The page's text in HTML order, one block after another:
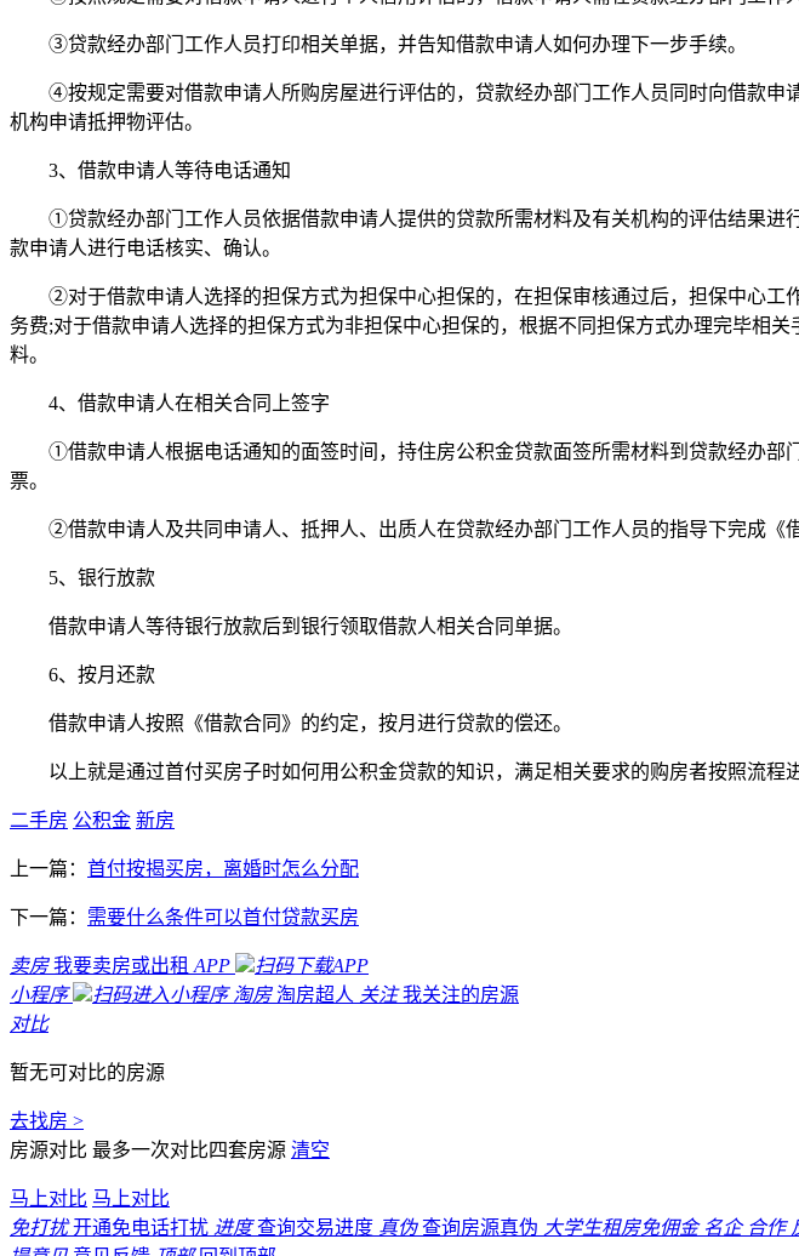
③贷款经办部门工作人员打印相关单据，并告知借款申请人如何办理下一步手续。
④按规定需要对借款申请人所购房屋进行评估的，贷款经办部门工作人员同时向借款
机构申请抵押物评估。
3、借款申请人等待电话通知
①贷款经办部门工作人员依据借款申请人提供的贷款所需材料及有关机构的评估结果
款申请人进行电话核实、确认。
②对于借款申请人选择的担保方式为担保中心担保的，在担保审核通过后，担保中心
务费;对于借款申请人选择的担保方式为非担保中心担保的，根据不同担保方式办理完毕相
料。
4、借款申请人在相关合同上签字
①借款申请人根据电话通知的面签时间，持住房公积金贷款面签所需材料到贷款经办
票。
②借款申请人及共同申请人、抵押人、出质人在贷款经办部门工作人员的指导下完成《
5、银行放款
借款申请人等待银行放款后到银行领取借款人相关合同单据。
6、按月还款
借款申请人按照《借款合同》的约定，按月进行贷款的偿还。
以上就是通过首付买房子时如何用公积金贷款的知识，满足相关要求的购房者按照流程
二手房 公积金 新房
上一篇： 首付按揭买房，离婚时怎么分配
下一篇： 需要什么条件可以首付贷款买房
卖房 我要卖房或出租 APP
扫码下载APP
小程序
扫码进入小程序 淘房 淘房超人 关注 我关注的房源
对比
暂无可对比的房源
去找房 >
房源对比 最多一次对比四套房源 清空
马上对比 马上对比
免打扰 开通免电话打扰 进度 查询交易进度 真伪 查询房源真伪 大学生租房免佣金 名企 合作